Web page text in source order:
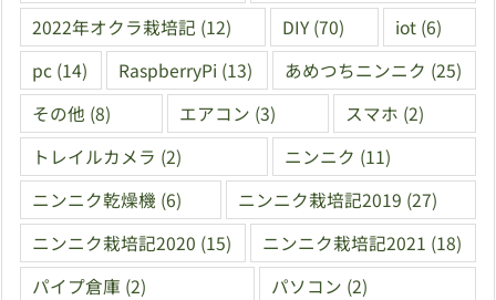
2022年オクラ栽培記 (12) DIY (70) iot (6)
pc (14) RaspberryPi (13) あめつちニンニク (25)
その他 (8) エアコン (3) スマホ (2)
トレイルカメラ (2) ニンニク (11)
ニンニク乾燥機 (6) ニンニク栽培記2019 (27)
ニンニク栽培記2020 (15) ニンニク栽培記2021 (18)
パイプ倉庫 (2) パソコン (2)